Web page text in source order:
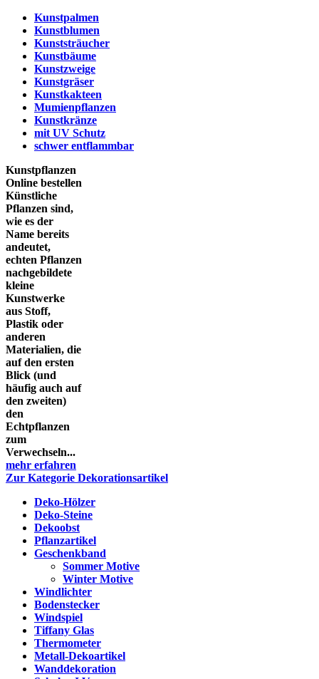
Kunstpalmen
Kunstblumen
Kunststräucher
Kunstbäume
Kunstzweige
Kunstgräser
Kunstkakteen
Mumienpflanzen
Kunstkränze
mit UV Schutz
schwer entflammbar
Kunstpflanzen
Online bestellen
Künstliche
Pflanzen sind,
wie es der
Name bereits
andeutet,
echten Pflanzen
nachgebildete
kleine
Kunstwerke
aus Stoff,
Plastik oder
anderen
Materialien, die
auf den ersten
Blick (und
häufig auch auf
den zweiten)
den
Echtpflanzen
zum
Verwechseln...
mehr erfahren
Zur Kategorie Dekorationsartikel
Deko-Hölzer
Deko-Steine
Dekoobst
Pflanzartikel
Geschenkband
Sommer Motive
Winter Motive
Windlichter
Bodenstecker
Windspiel
Tiffany Glas
Thermometer
Metall-Dekoartikel
Wanddekoration